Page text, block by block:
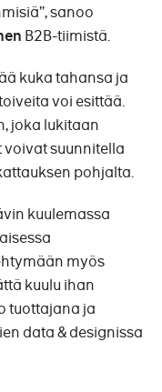
sanoo
B2B-tiimistä.
kuka tahansa ja
voi esittää.
joka lukitaan
suunnitella
pohjalta.
kuulemassa
myös
kuulu ihan
tuottajana ja
data & designissa